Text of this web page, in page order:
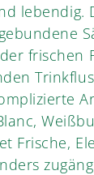
lebendig.
frischen
Frische,